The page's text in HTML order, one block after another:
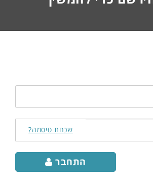
שכחת סיסמה?
התחבר